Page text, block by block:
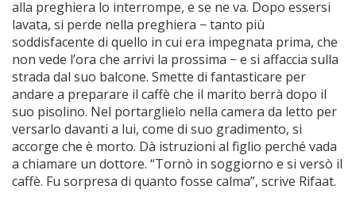
alla preghiera lo interrompe, e se ne va. Dopo essersi
lavata, si perde nella preghiera − tanto più
soddisfacente di quello in cui era impegnata prima, che
non vede l’ora che arrivi la prossima − e si affaccia sulla
strada dal suo balcone. Smette di fantasticare per
andare a preparare il caffè che il marito berrà dopo il
suo pisolino. Nel portarglielo nella camera da letto per
versarlo davanti a lui, come di suo gradimento, si
accorge che è morto. Dà istruzioni al figlio perché vada
a chiamare un dottore. “Tornò in soggiorno e si versò il
caffè. Fu sorpresa di quanto fosse calma”, scrive Rifaat.